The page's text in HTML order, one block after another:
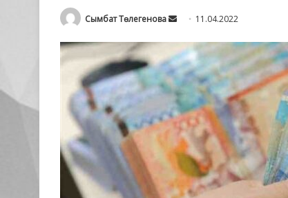
Сымбат Төлегенова
Send
email
11.04.2022